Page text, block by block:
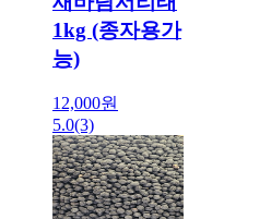
1kg (종자용가
능)
12,000원
5.0(3)